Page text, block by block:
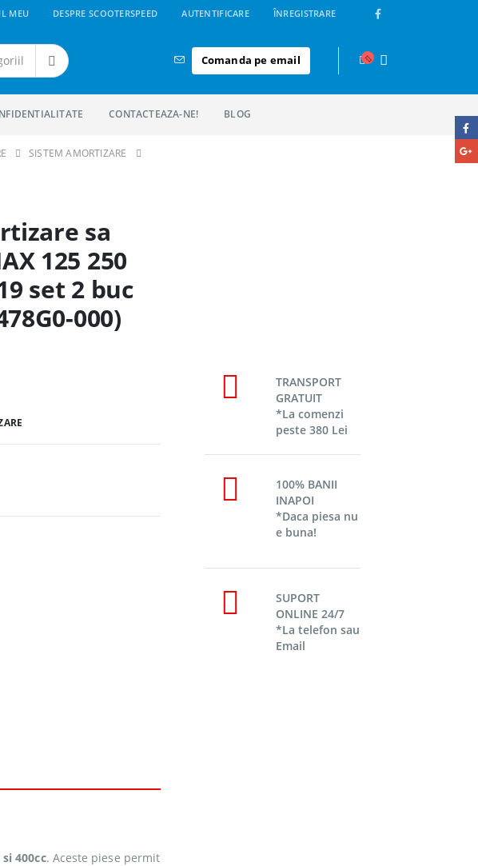
MEU DESPRE SCOOTERSPEED AUTENTIFICARE ÎNREGISTRARE
Comanda pe email
CONTACTEAZA-NE! BLOG
SISTEM AMORTIZARE
sa
125 250
set 2 buc
000)
si 400cc. Aceste piese permit
TRANSPORT
GRATUIT
*La comenzi
peste 380 Lei
100% BANII
INAPOI
*Daca piesa nu
e buna!
SUPORT
ONLINE 24/7
*La telefon sau
Email